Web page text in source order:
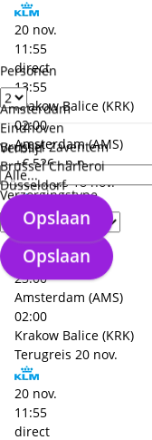
Personen
Verblijf
Verzorgingstype
Opslaan
Amsterdam
Eindhoven
Brussel Zaventem
Brussel Charleroi
Düsseldorf
Opslaan
20 nov.
11:55
direct
13:55
Krakow Balice (KRK)
02:00
Amsterdam (AMS)
+€ 526,- p.p.
Heenreis 18 nov.
18 nov.
21:00
direct
23:00
Amsterdam (AMS)
02:00
Krakow Balice (KRK)
Terugreis 20 nov.
20 nov.
11:55
direct